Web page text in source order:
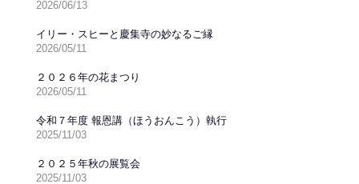
2026/06/13
イリー・スヒーと慶集寺の妙なるご縁
2026/05/11
２０２６年の花まつり
2026/05/11
令和７年度 報恩講（ほうおんこう）執行
2025/11/03
２０２５年秋の展覧会
2025/11/03